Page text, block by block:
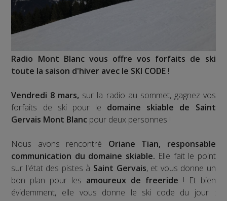
Radio Mont Blanc vous offre vos forfaits de ski
toute la saison d'hiver avec le SKI CODE !
Vendredi 8 mars, sur la radio au sommet, gagnez vos
forfaits de ski pour le domaine skiable de Saint
Gervais Mont Blanc pour deux personnes !
Nous avons rencontré Oriane Tian, responsable
communication du domaine skiable. Elle fait le point
sur l'état des pistes à Saint Gervais, et vous donne un
bon plan pour les amoureux de freeride ! Et bien
évidemment, elle vous donne le ski code du jour :